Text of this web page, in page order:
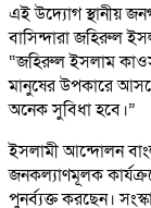
এই উদ্যোগ স্থানীয়
বাসিন্দারা জহিরুল
“জহিরুল ইসলাম
মানুষের উপকারে
অনেক সুবিধা হবে।”
ইসলামী আন্দোলন
জনকল্যাণমূলক
পুনর্ব্যক্ত করছেন।